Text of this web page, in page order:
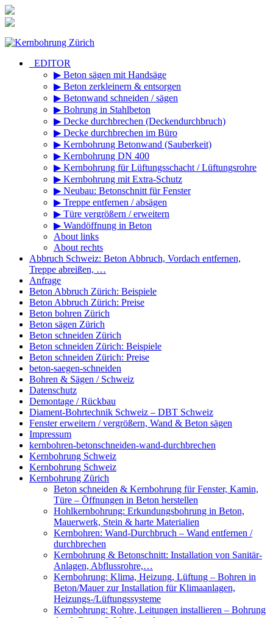
Inhalt
_EDITOR
▶ Beton sägen mit Handsäge
▶ Beton zerkleinern & entsorgen
▶ Betonwand schneiden / sägen
▶ Bohrung in Stahlbeton
▶ Decke durchbrechen (Deckendurchbruch)
▶ Decke durchbrechen im Büro
▶ Kernbohrung Betonwand (Sauberkeit)
▶ Kernbohrung DN 400
▶ Kernbohrung für Lüftungsschacht / Lüftungsrohre
▶ Kernbohrung mit Extra-Schutz
▶ Neubau: Betonschnitt für Fenster
▶ Treppe entfernen / absägen
▶ Türe vergrößern / erweitern
▶ Wandöffnung in Beton
About links
About rechts
Abbruch Schweiz: Beton Abbruch, Vordach entfernen,
Treppe abreißen, …
Anfrage
Beton Abbruch Zürich: Beispiele
Beton Abbruch Zürich: Preise
Beton bohren Zürich
Beton sägen Zürich
Beton schneiden Zürich
Beton schneiden Zürich: Beispiele
Beton schneiden Zürich: Preise
beton-saegen-schneiden
Bohren & Sägen / Schweiz
Datenschutz
Demontage / Rückbau
Diament-Bohrtechnik Schweiz – DBT Schweiz
Fenster erweitern / vergrößern, Wand & Beton sägen
Impressum
kernbohren-betonschneiden-wand-durchbrechen
Kernbohrung Schweiz
Kernbohrung Schweiz
Kernbohrung Zürich
Beton schneiden & Kernbohrung für Fenster, Kamin,
Türe – Öffnungen in Beton herstellen
Hohlkernbohrung: Erkundungsbohrung in Beton,
Mauerwerk, Stein & harte Materialien
Kernbohren: Wand-Durchbruch – Wand entfernen /
durchbrechen
Kernbohrung & Betonschnitt: Installation von Sanitär-
Anlagen, Abflussrohre,…
Kernbohrung: Klima, Heizung, Lüftung – Bohren in
Beton/Mauer zur Installation für Klimaanlagen,
Heizungs-/Lüftungssysteme
Kernbohrung: Rohre, Leitungen installieren – Bohrung